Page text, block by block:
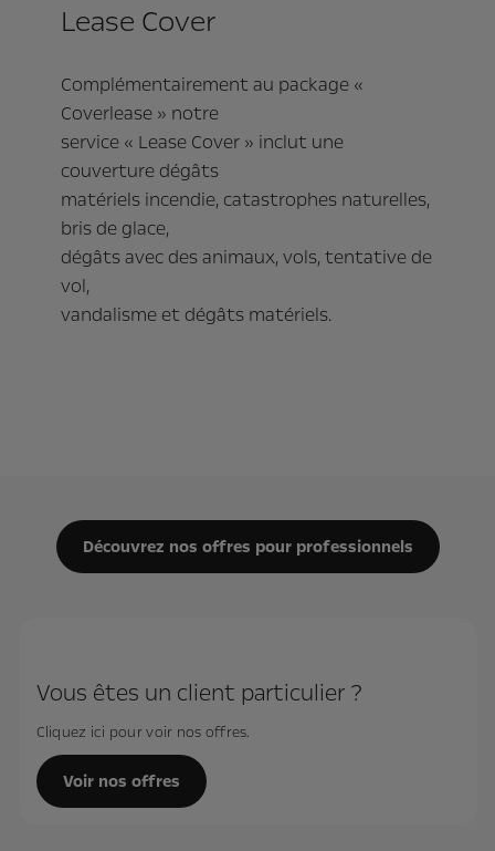
Lease Cover
Complémentairement au package «
Coverlease » notre
service « Lease Cover » inclut une
couverture dégâts
matériels incendie, catastrophes naturelles,
bris de glace,
dégâts avec des animaux, vols, tentative de
vol,
vandalisme et dégâts matériels.
Découvrez nos offres pour professionnels
Vous êtes un client particulier ?
Cliquez ici pour voir nos offres.
Voir nos offres